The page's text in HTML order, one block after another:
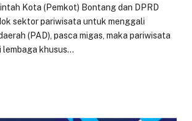
Kota (Pemkot) Bontang dan DPRD
sektor pariwisata untuk menggali
(PAD), pasca migas, maka pariwisata
lembaga khusus…